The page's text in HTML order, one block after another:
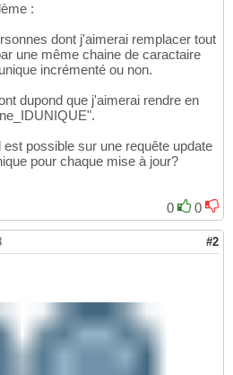
:
dont j'aimerai remplacer tout
une même chaine de caractaire
incrémenté ou non.
dupond que j'aimerai rendre en
possible sur une requête update
pour chaque mise à jour?
0
0
#2